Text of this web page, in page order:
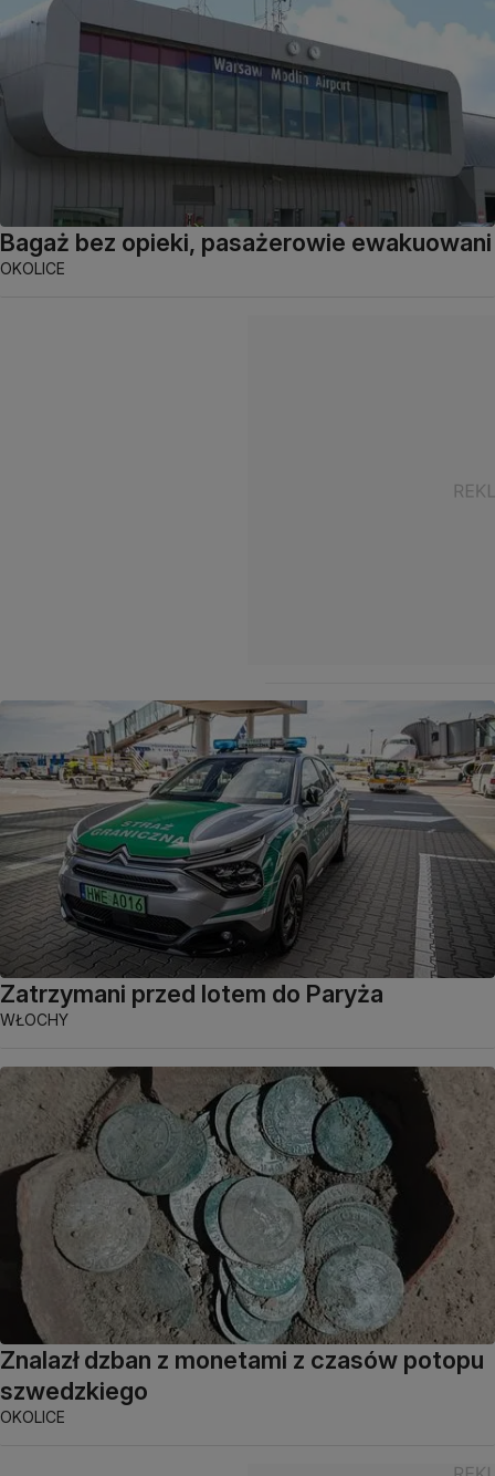
Bagaż bez opieki, pasażerowie ewakuowani
OKOLICE
Zatrzymani przed lotem do Paryża
WŁOCHY
Znalazł dzban z monetami z czasów potopu
szwedzkiego
OKOLICE